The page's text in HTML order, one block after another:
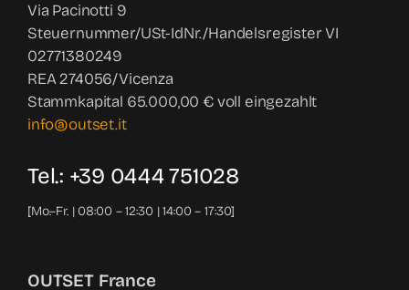
Via Pacinotti 9
Steuernummer/USt-IdNr./Handelsregister VI
02771380249
REA 274056/Vicenza
Stammkapital 65.000,00 € voll eingezahlt
info@outset.it
Tel.: +39 0444 751028
[Mo.–Fr. | 08:00 – 12:30 | 14:00 – 17:30]
OUTSET France